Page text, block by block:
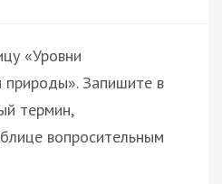
«Уровни
природы». Запишите в
термин,
вопросительным